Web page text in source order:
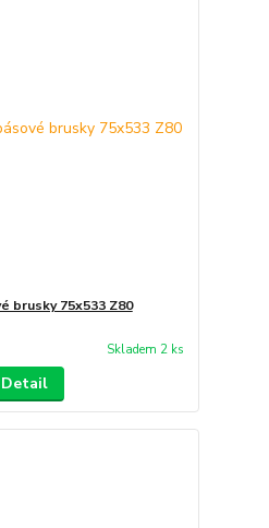
brusky 75x533 Z80
Skladem 2 ks
Detail